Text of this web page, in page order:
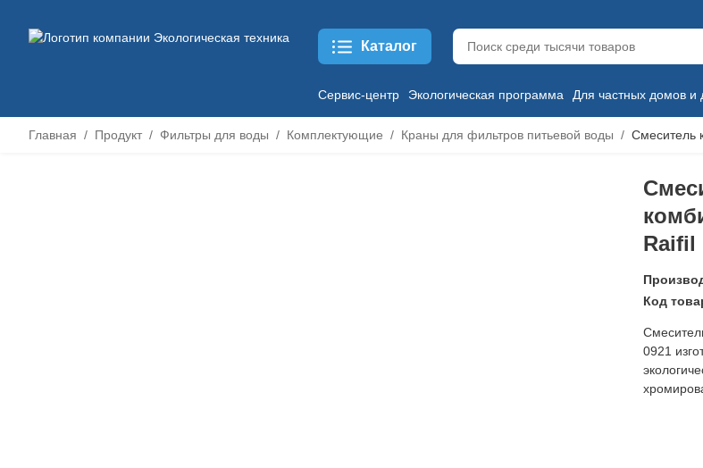
Каталог
Сервис-центр Экологическая программа Для частных домов и
Главная Продукт Фильтры для воды Комплектующие Краны для фильтров питьевой воды Смеситель
Raifil
Код
0921